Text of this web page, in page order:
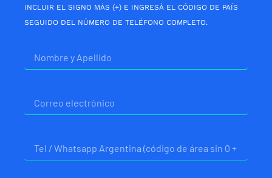
INCLUIR EL SIGNO MÁS (+) E INGRESÁ EL CÓDIGO DE PAÍS
SEGUIDO DEL NÚMERO DE TELÉFONO COMPLETO.
electrónico